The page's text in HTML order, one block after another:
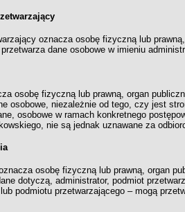
oznacza osobę fizyczną lub
dane osobowe w imieniu
osobę fizyczną lub prawną, organ
osobowe, niezależnie od tego, czy jest
osobowe w ramach konkretnego
nie są jednak uznawane za
osobę fizyczną lub prawną, organ
dotyczą, administrator, podmiot
podmiotu przetwarzającego – mogą